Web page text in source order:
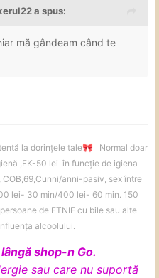
vă
( nu
cu 30 de
aștept cu drag
neconfirmate
a spus:
mă gândeam când te
la dorințele tale🎀
Normal doar
,FK-50 lei în funcție de igiena
anni-pasiv, sex între
lei- 30 min/400 lei- 60 min. 150
de ETNIE cu bile sau alte
alcoolului.
shop-n Go.
sau care nu suportă